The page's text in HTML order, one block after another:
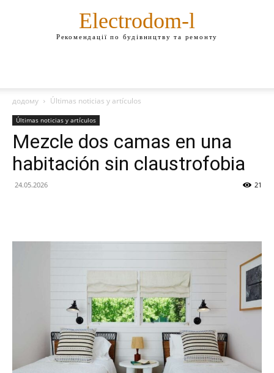
Electrodom-l
Рекомендації по будівництву та ремонту
додому Últimas noticias y artículos
Últimas noticias y artículos
Mezcle dos camas en una
habitación sin claustrofobia
24.05.2026 21